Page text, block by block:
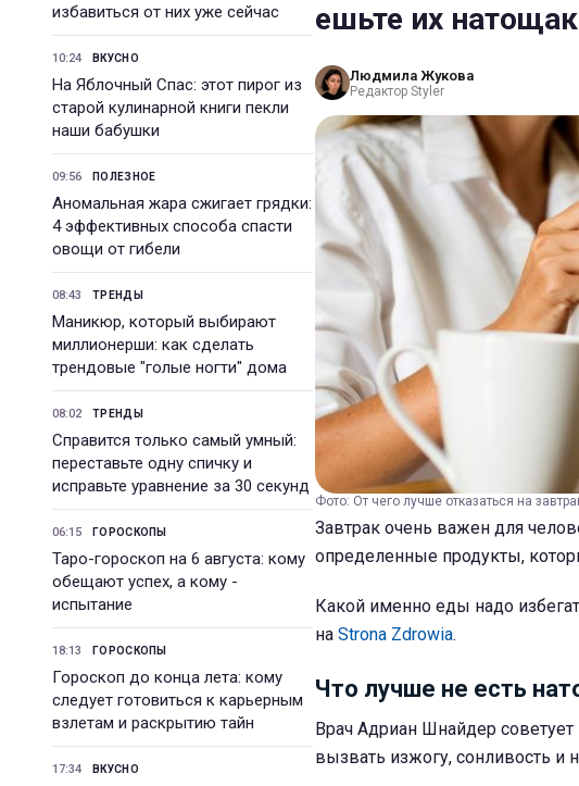
избавиться от них уже сейчас
10:24 ВКУСНО
На Яблочный Спас: этот пирог из
старой кулинарной книги пекли
наши бабушки
09:56 ПОЛЕЗНОЕ
Аномальная жара сжигает грядки:
4 эффективных способа спасти
овощи от гибели
08:43 ТРЕНДЫ
Маникюр, который выбирают
миллионерши: как сделать
трендовые "голые ногти" дома
08:02 ТРЕНДЫ
Справится только самый умный:
переставьте одну спичку и
исправьте уравнение за 30 секунд
06:15 ГОРОСКОПЫ
Таро-гороскоп на 6 августа: кому
обещают успех, а кому -
испытание
18:13 ГОРОСКОПЫ
Гороскоп до конца лета: кому
следует готовиться к карьерным
взлетам и раскрытию тайн
17:34 ВКУСНО
ешьте их натощак
Людмила Жукова
Редактор Styler
Фото: От чего лучше отказаться на
Завтрак очень важен для
определенные продукты,
Какой именно еды надо
на Strona Zdrowia.
Что лучше не есть
Врач Адриан Шнайдер советует
вызвать изжогу, сонливость и